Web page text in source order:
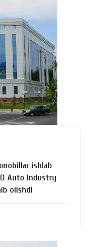
ishlab
Auto Industry
olishdi